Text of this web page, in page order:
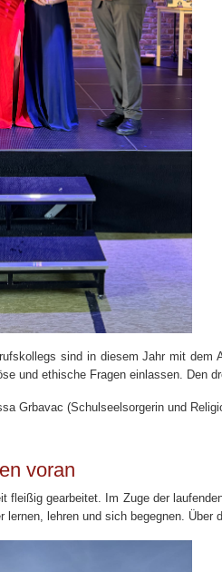
sind in diesem Jahr mit
und ethische Fragen einlassen. Den
Grbavac (Schulseelsorgerin und
voran
fleißig gearbeitet. Im Zuge der
lehren und sich begegnen.